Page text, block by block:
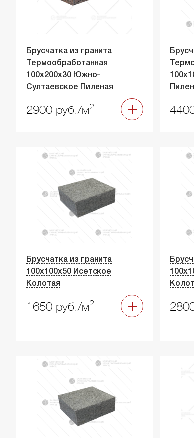
Брусчатка из гранита
Термообработанная
100х200х30 Южно-
Султаевское Пиленая
2900 руб./м2
Брусчатка из гранита
100х100х50 Исетское
Колотая
1650 руб./м2